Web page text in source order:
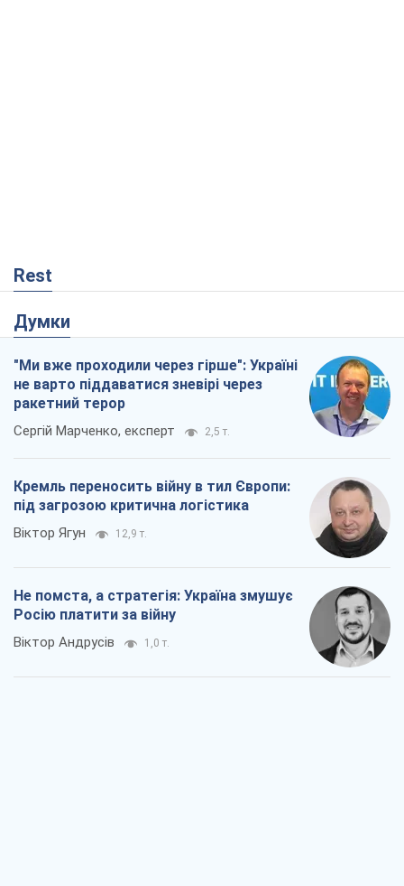
Rest
Думки
"Ми вже проходили через гірше": Україні
не варто піддаватися зневірі через
ракетний терор
Сергій Марченко, експерт 2,5 т.
Кремль переносить війну в тил Європи:
під загрозою критична логістика
Віктор Ягун 12,9 т.
Не помста, а стратегія: Україна змушує
Росію платити за війну
Віктор Андрусів 1,0 т.